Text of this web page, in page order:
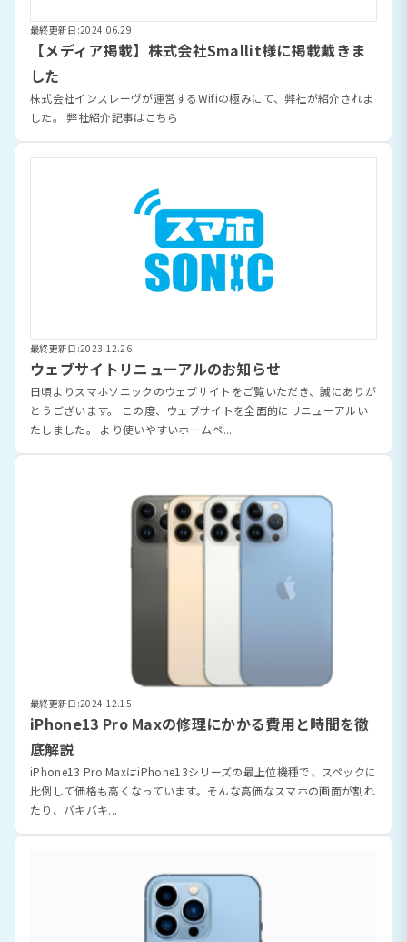
最終更新日:2024.06.29
【メディア掲載】株式会社Smallit様に掲載戴きま
した
株式会社インスレーヴが運営するWifiの極みにて、弊社が紹介されま
した。 弊社紹介記事はこちら
最終更新日:2023.12.26
ウェブサイトリニューアルのお知らせ
日頃よりスマホソニックのウェブサイトをご覧いただき、誠にありが
とうございます。 この度、ウェブサイトを全面的にリニューアルい
たしました。 より使いやすいホームペ...
最終更新日:2024.12.15
iPhone13 Pro Maxの修理にかかる費用と時間を徹
底解説
iPhone13 Pro MaxはiPhone13シリーズの最上位機種で、スペックに
比例して価格も高くなっています。そんな高価なスマホの画面が割れ
たり、バキバキ...